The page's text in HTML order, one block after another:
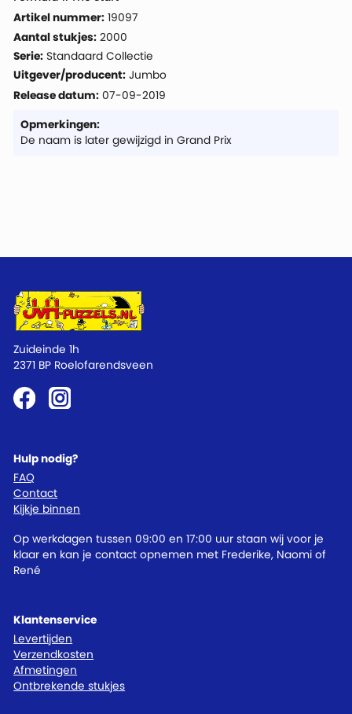
Artikel nummer: 19097
Aantal stukjes: 2000
Serie: Standaard Collectie
Uitgever/producent: Jumbo
Release datum: 07-09-2019
Opmerkingen:
De naam is later gewijzigd in Grand Prix
Klantenservice
Levertijden
Verzendkosten
Afmetingen
Ontbrekende stukjes
Hulp nodig?
FAQ
Contact
Kijkje binnen
Op werkdagen tussen 09:00 en 17:00 uur staan wij voor je
klaar en kan je contact opnemen met Frederike, Naomi of
René
Zuideinde 1h
2371 BP Roelofarendsveen